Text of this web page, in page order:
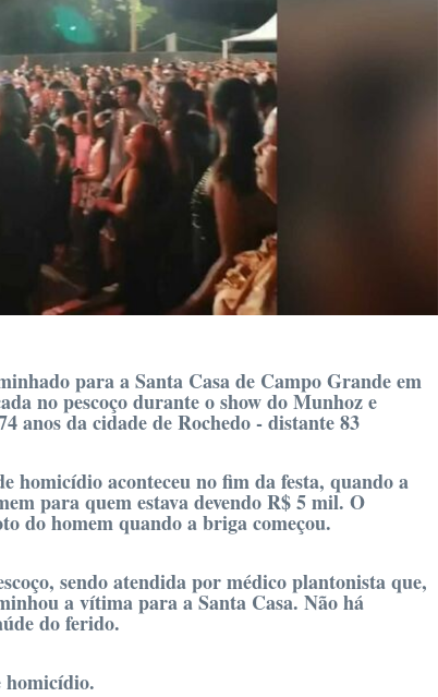
para a Santa Casa de Campo Grande em
no pescoço durante o show do Munhoz e
anos da cidade de Rochedo - distante 83
homicídio aconteceu no fim da festa, quando a
para quem estava devendo R$ 5 mil. O
do homem quando a briga começou.
sendo atendida por médico plantonista que,
a vítima para a Santa Casa. Não há
do ferido.
homicídio.